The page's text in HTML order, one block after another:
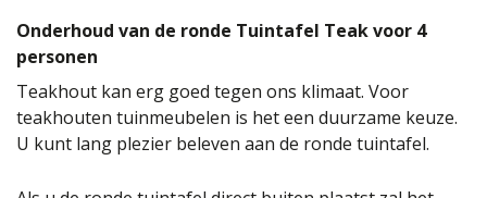
Onderhoud van de ronde Tuintafel Teak voor 4
personen
Teakhout kan erg goed tegen ons klimaat. Voor
teakhouten tuinmeubelen is het een duurzame keuze.
U kunt lang plezier beleven aan de ronde tuintafel.